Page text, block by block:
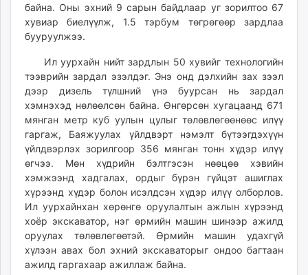
mminfo.mn
ugluu.mn
urlag.mn
unen.mn
asu.mn
shudarga.mn
shuurhai.mn
isee.mn
mglradio.com
fact.mn
itoim.mn
tumen.mn
shuum.mn
times.mn
tvmongolia.mn
байна. Оны эхний 9 сарын байдлаар уг зорилтоо 67
хувиар биелүүлж, 1.5 тэрбум төгрөгөөр зардлаа
бууруулжээ.
Ил уурхайн нийт зардлын 50 хувийг технологийн
тээврийн зардал эзэлдэг. Энэ онд дэлхийн зах зээл
дээр дизель түлшний үнэ буурсан нь зардал
хэмнэхэд нөлөөлсөн байна. Өнгөрсөн хугацаанд 671
мянган метр куб уулын цулыг төлөвлөгөөнөөс илүү
гаргаж, Баяжуулах үйлдвэрт нэмэлт бүтээгдэхүүн
үйлдвэрлэх зорилгоор 356 мянган тонн хүдэр илүү
өгчээ. Мөн хүдрийн бэлтгэсэн нөөцөө хэвийн
хэмжээнд хадгалах, ордыг бүрэн гүйцэт ашиглах
хүрээнд хүдэр болон исэлдсэн хүдэр илүү олборлов.
Ил уурхайнхан хөрөнгө оруулалтын ажлын хүрээнд
хоёр экскаватор, нэг өрмийн машин шинээр ажилд
оруулах төлөвлөгөөтэй. Өрмийн машин удахгүй
хүлээн авах бол эхний экскаваторыг ондоо багтаан
ажилд гаргахаар ажиллаж байна.